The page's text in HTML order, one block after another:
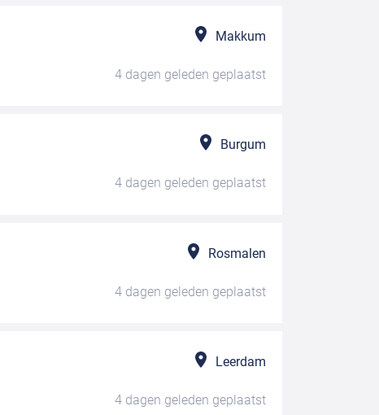
Makkum
4 dagen geleden geplaatst
Burgum
4 dagen geleden geplaatst
Rosmalen
4 dagen geleden geplaatst
Leerdam
4 dagen geleden geplaatst